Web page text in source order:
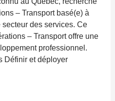
– Transport basé(e) à
des services. Ce
– Transport offre une
professionnel.
Définir et déployer